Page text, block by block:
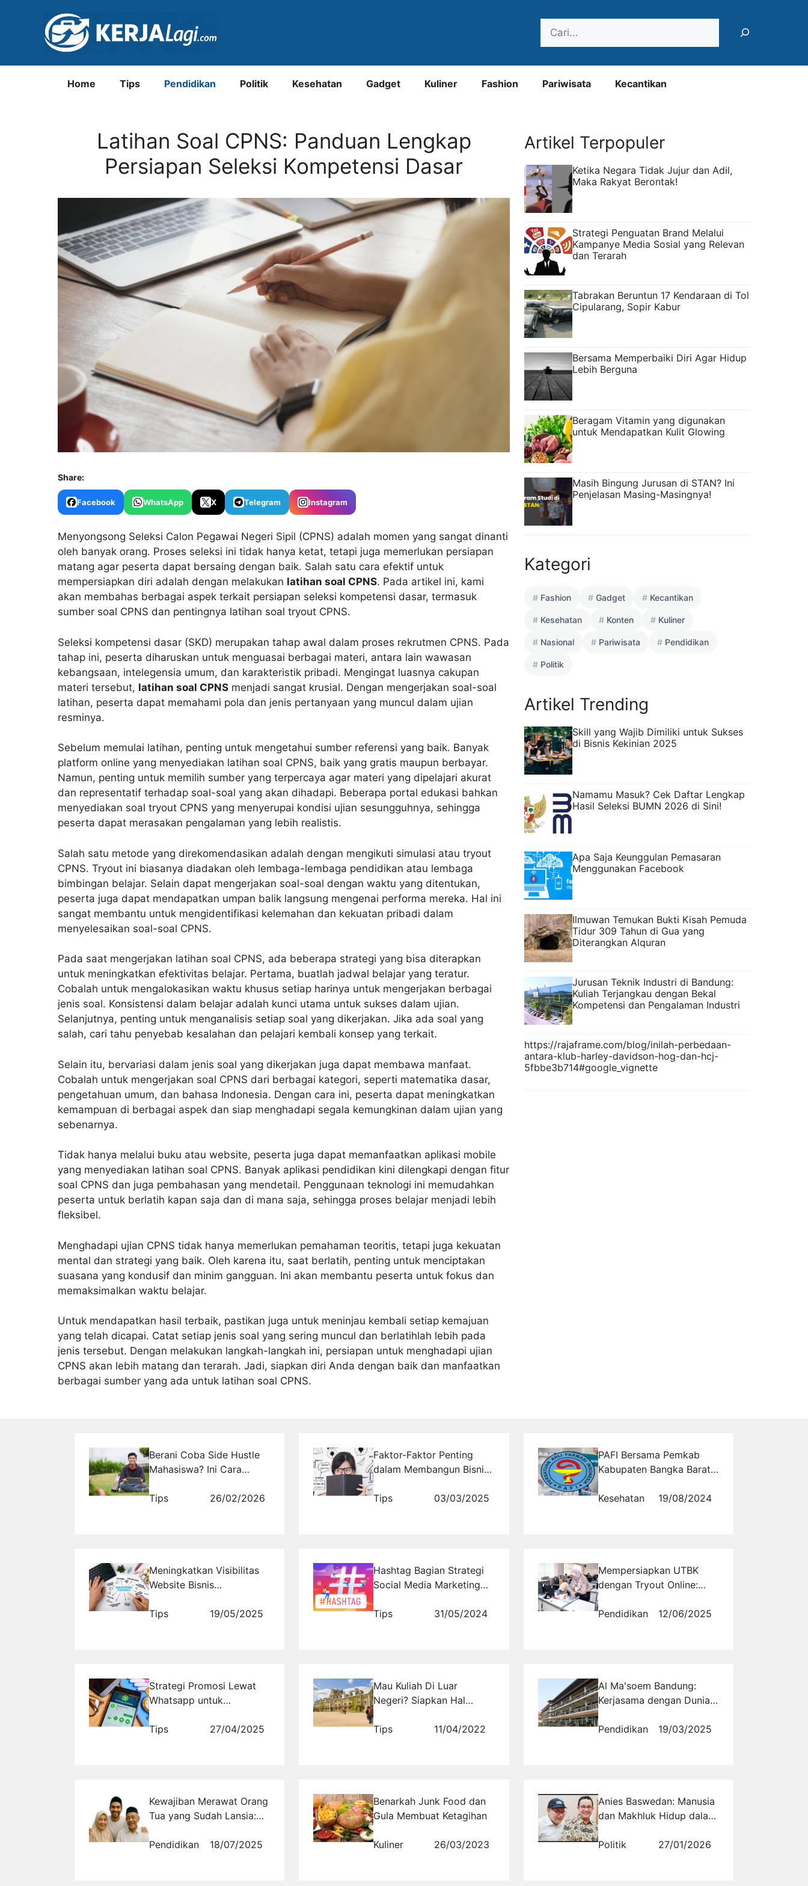
Home Tips Pendidikan Politik Kesehatan Gadget Kuliner Fashion Pariwisata Kecantikan
Latihan Soal CPNS: Panduan Lengkap
Persiapan Seleksi Kompetensi Dasar
Share:
Facebook WhatsApp X Telegram Instagram
Menyongsong Seleksi Calon Pegawai Negeri Sipil (CPNS) adalah momen yang sangat dinanti
oleh banyak orang. Proses seleksi ini tidak hanya ketat, tetapi juga memerlukan persiapan
matang agar peserta dapat bersaing dengan baik. Salah satu cara efektif untuk
mempersiapkan diri adalah dengan melakukan latihan soal CPNS. Pada artikel ini, kami
akan membahas berbagai aspek terkait persiapan seleksi kompetensi dasar, termasuk
sumber soal CPNS dan pentingnya latihan soal tryout CPNS.
Seleksi kompetensi dasar (SKD) merupakan tahap awal dalam proses rekrutmen CPNS. Pada
tahap ini, peserta diharuskan untuk menguasai berbagai materi, antara lain wawasan
kebangsaan, intelegensia umum, dan karakteristik pribadi. Mengingat luasnya cakupan
materi tersebut, latihan soal CPNS menjadi sangat krusial. Dengan mengerjakan soal-soal
latihan, peserta dapat memahami pola dan jenis pertanyaan yang muncul dalam ujian
resminya.
Sebelum memulai latihan, penting untuk mengetahui sumber referensi yang baik. Banyak
platform online yang menyediakan latihan soal CPNS, baik yang gratis maupun berbayar.
Namun, penting untuk memilih sumber yang terpercaya agar materi yang dipelajari akurat
dan representatif terhadap soal-soal yang akan dihadapi. Beberapa portal edukasi bahkan
menyediakan soal tryout CPNS yang menyerupai kondisi ujian sesungguhnya, sehingga
peserta dapat merasakan pengalaman yang lebih realistis.
Salah satu metode yang direkomendasikan adalah dengan mengikuti simulasi atau tryout
CPNS. Tryout ini biasanya diadakan oleh lembaga-lembaga pendidikan atau lembaga
bimbingan belajar. Selain dapat mengerjakan soal-soal dengan waktu yang ditentukan,
peserta juga dapat mendapatkan umpan balik langsung mengenai performa mereka. Hal ini
sangat membantu untuk mengidentifikasi kelemahan dan kekuatan pribadi dalam
menyelesaikan soal-soal CPNS.
Pada saat mengerjakan latihan soal CPNS, ada beberapa strategi yang bisa diterapkan
untuk meningkatkan efektivitas belajar. Pertama, buatlah jadwal belajar yang teratur.
Cobalah untuk mengalokasikan waktu khusus setiap harinya untuk mengerjakan berbagai
jenis soal. Konsistensi dalam belajar adalah kunci utama untuk sukses dalam ujian.
Selanjutnya, penting untuk menganalisis setiap soal yang dikerjakan. Jika ada soal yang
salah, cari tahu penyebab kesalahan dan pelajari kembali konsep yang terkait.
Selain itu, bervariasi dalam jenis soal yang dikerjakan juga dapat membawa manfaat.
Cobalah untuk mengerjakan soal CPNS dari berbagai kategori, seperti matematika dasar,
pengetahuan umum, dan bahasa Indonesia. Dengan cara ini, peserta dapat meningkatkan
kemampuan di berbagai aspek dan siap menghadapi segala kemungkinan dalam ujian yang
sebenarnya.
Tidak hanya melalui buku atau website, peserta juga dapat memanfaatkan aplikasi mobile
yang menyediakan latihan soal CPNS. Banyak aplikasi pendidikan kini dilengkapi dengan fitur
soal CPNS dan juga pembahasan yang mendetail. Penggunaan teknologi ini memudahkan
peserta untuk berlatih kapan saja dan di mana saja, sehingga proses belajar menjadi lebih
fleksibel.
Menghadapi ujian CPNS tidak hanya memerlukan pemahaman teoritis, tetapi juga kekuatan
mental dan strategi yang baik. Oleh karena itu, saat berlatih, penting untuk menciptakan
suasana yang kondusif dan minim gangguan. Ini akan membantu peserta untuk fokus dan
memaksimalkan waktu belajar.
Untuk mendapatkan hasil terbaik, pastikan juga untuk meninjau kembali setiap kemajuan
yang telah dicapai. Catat setiap jenis soal yang sering muncul dan berlatihlah lebih pada
jenis tersebut. Dengan melakukan langkah-langkah ini, persiapan untuk menghadapi ujian
CPNS akan lebih matang dan terarah. Jadi, siapkan diri Anda dengan baik dan manfaatkan
berbagai sumber yang ada untuk latihan soal CPNS.
Artikel Terpopuler
Ketika Negara Tidak Jujur dan Adil,
Maka Rakyat Berontak!
Strategi Penguatan Brand Melalui
Kampanye Media Sosial yang Relevan
dan Terarah
Tabrakan Beruntun 17 Kendaraan di Tol
Cipularang, Sopir Kabur
Bersama Memperbaiki Diri Agar Hidup
Lebih Berguna
Beragam Vitamin yang digunakan
untuk Mendapatkan Kulit Glowing
Masih Bingung Jurusan di STAN? Ini
Penjelasan Masing-Masingnya!
Kategori
Fashion Gadget Kecantikan
Kesehatan Konten Kuliner
Nasional Pariwisata Pendidikan
Politik
Artikel Trending
Skill yang Wajib Dimiliki untuk Sukses
di Bisnis Kekinian 2025
Namamu Masuk? Cek Daftar Lengkap
Hasil Seleksi BUMN 2026 di Sini!
Apa Saja Keunggulan Pemasaran
Menggunakan Facebook
Ilmuwan Temukan Bukti Kisah Pemuda
Tidur 309 Tahun di Gua yang
Diterangkan Alquran
Jurusan Teknik Industri di Bandung:
Kuliah Terjangkau dengan Bekal
Kompetensi dan Pengalaman Industri
https://rajaframe.com/blog/inilah-perbedaan-
antara-klub-harley-davidson-hog-dan-hcj-
5fbbe3b714#google_vignette
Berani Coba Side Hustle
Mahasiswa? Ini Cara
Luang Jadi Cuan
Tips 26/02/2026
Faktor-Faktor Penting
dalam Membangun Bisnis
Tips
03/03/2025
PAFI Bersama Pemkab
Kabupaten Bangka Barat,
Wujudkan Transformasi
Layanan Kesehatan Bagi
Kesehatan 19/08/2024
Meningkatkan Visibilitas
Website Bisnis
dengan Teknik Promosi
Tips 19/05/2025
Hashtag Bagian Strategi
Social Media Marketing
Tips
31/05/2024
Mempersiapkan UTBK
dengan Tryout Online:
Solusi Tepat untuk
Prediksi Soal
Pendidikan 12/06/2025
Strategi Promosi Lewat
Whatsapp untuk
Kilat
Tips 27/04/2025
Mau Kuliah Di Luar
Negeri? Siapkan Hal
Beasiswa ke Luar Negeri
Tips 11/04/2022
Al Ma'soem Bandung:
Kerjasama dengan Dunia
Industri dan Bisnis
Pendidikan
19/03/2025
Kewajiban Merawat Orang
Tua yang Sudah Lansia:
dan Janji Surga
Pendidikan 18/07/2025
Benarkah Junk Food dan
Gula Membuat Ketagihan
Kuliner 26/03/2023
Anies Baswedan: Manusia
dan Makhluk Hidup dalam
Kondisi Mengkhawatirkan
Politik
27/01/2026